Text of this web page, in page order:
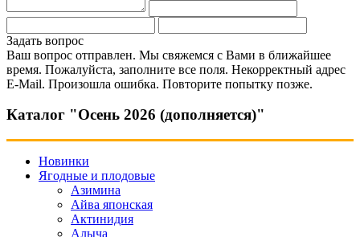
Задать вопрос
Ваш вопрос отправлен. Мы свяжемся с Вами в ближайшее
время. Пожалуйста, заполните все поля. Некорректный адрес
E-Mail. Произошла ошибка. Повторите попытку позже.
Каталог "Осень 2026 (дополняется)"
Новинки
Ягодные и плодовые
Азимина
Айва японская
Актинидия
Алыча